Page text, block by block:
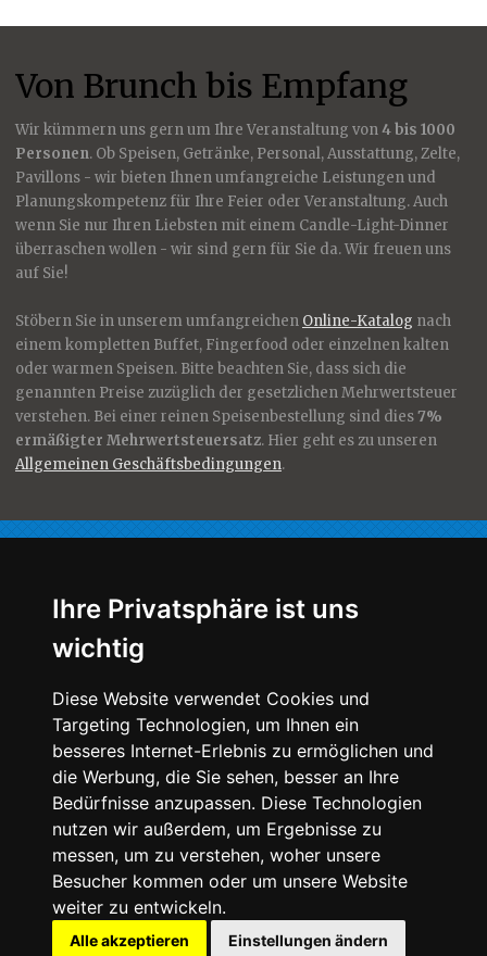
Ihre Privatsphäre ist uns
wichtig
Diese Website verwendet Cookies und
Targeting Technologien, um Ihnen ein
besseres Internet-Erlebnis zu ermöglichen und
die Werbung, die Sie sehen, besser an Ihre
Bedürfnisse anzupassen. Diese Technologien
nutzen wir außerdem, um Ergebnisse zu
messen, um zu verstehen, woher unsere
Besucher kommen oder um unsere Website
weiter zu entwickeln.
Alle akzeptieren Einstellungen ändern
Von Brunch bis Empfang
Wir kümmern uns gern um Ihre Veranstaltung von4 bis 1000
Personen. Ob Speisen, Getränke, Personal, Ausstattung, Zelte,
Pavillons - wir bieten Ihnen umfangreiche Leistungen und
Planungskompetenz für Ihre Feier oder Veranstaltung. Auch
wenn Sie nur Ihren Liebsten mit einem Candle-Light-Dinner
überraschen wollen - wir sind gern für Sie da. Wir freuen uns
auf Sie!
Stöbern Sie in unserem umfangreichen Online-Katalog nach
einem kompletten Buffet, Fingerfood oder einzelnen kalten
oder warmen Speisen. Bitte beachten Sie, dass sich die
genannten Preise zuzüglich der gesetzlichen Mehrwertsteuer
verstehen. Bei einer reinen Speisenbestellung sind dies7%
ermäßigter Mehrwertsteuersatz. Hier geht es zu unseren
Allgemeinen Geschäftsbedingungen.
Für Sie nur das Beste!
Qualität, Geschmack, Ästhetik -
Die von uns hergestellten Speisen unterliegen strenger
Kontrolle, damit nur dasBeste auf Ihren Tisch kommt.
Unsere Köche und Meister lieben ihre Arbeit und stellen ihr
Können auch öffentlich unter Beweis.
präsentierten wir uns u.a. auf der internationalen
Kochkunstausstellung und blicken zurück auf gewonnene
Leistungsvergleiche sowie eine Bronze-Medaille zur
Internationalen Koch-Olympiade.